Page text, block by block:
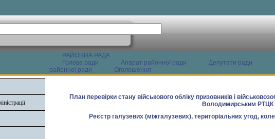
РАЙОННА РАДА
Голова ради
Апарат районної ради Депутати ради
районної ради
Оголошення
План перевірки стану військового обліку призовників і
Володимирським РТЦК
Реєстр галузевих (міжгалузевих), територіальних угод,